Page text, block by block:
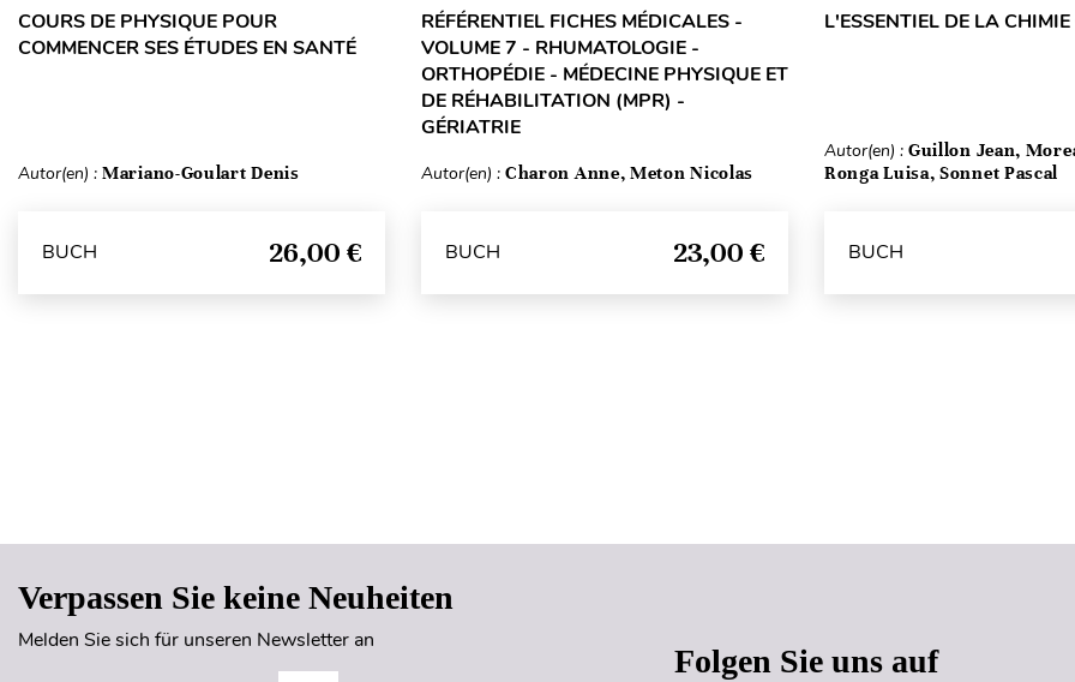
COURS DE PHYSIQUE POUR
COMMENCER SES ÉTUDES EN SANTÉ
Autor(en) : Mariano-Goulart Denis
BUCH 26,00 €
RÉFÉRENTIEL FICHES MÉDICALES -
VOLUME 7 - RHUMATOLOGIE -
ORTHOPÉDIE - MÉDECINE PHYSIQUE ET
DE RÉHABILITATION (MPR) -
GÉRIATRIE
Autor(en) : Charon Anne, Meton Nicolas
BUCH 23,00 €
L'ESSENTIEL DE LA
Autor(en) : Guillon Jean,
Ronga Luisa, Sonnet Pascal
BUCH
Verpassen Sie keine Neuheiten
Melden Sie sich für unseren Newsletter an
Folgen Sie uns auf